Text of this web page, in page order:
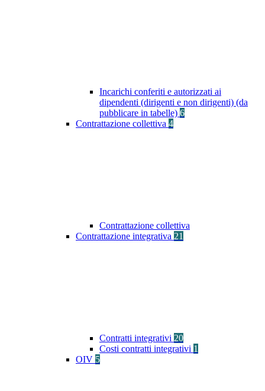
Incarichi conferiti e autorizzati ai
dipendenti (dirigenti e non dirigenti) (da
pubblicare in tabelle) 6
Contrattazione collettiva 4
Contrattazione collettiva
Contrattazione integrativa 21
Contratti integrativi 20
Costi contratti integrativi 1
OIV 5